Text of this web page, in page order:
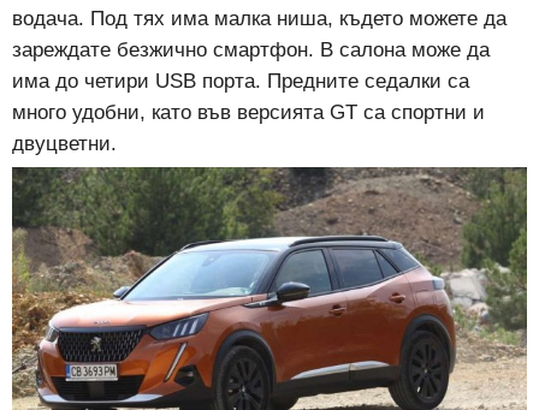
водача. Под тях има малка ниша, където можете да
зареждате безжично смартфон. В салона може да
има до четири USB порта. Предните седалки са
много удобни, като във версията GT са спортни и
двуцветни.